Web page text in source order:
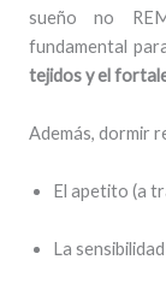
sueño no
fundamental
tejidos y el
Además, dormir
El apetito (a
La